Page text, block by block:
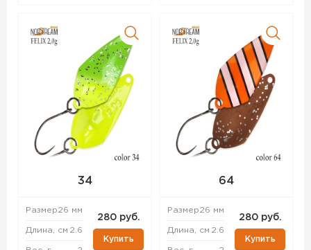
34
Размер26 мм
Длина, см 2.6
280 руб.
Купить
64
Размер26 мм
Длина, см 2.6
280 руб.
Купить